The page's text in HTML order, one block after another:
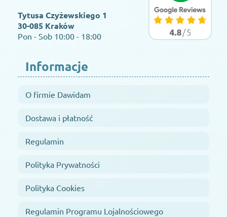
Tytusa Czyżewskiego 1
30-085 Kraków
Pon - Sob 10:00 - 18:00
Informacje
O firmie Dawidam
Dostawa i płatność
Regulamin
Polityka Prywatności
Polityka Cookies
Regulamin Programu Lojalnościowego